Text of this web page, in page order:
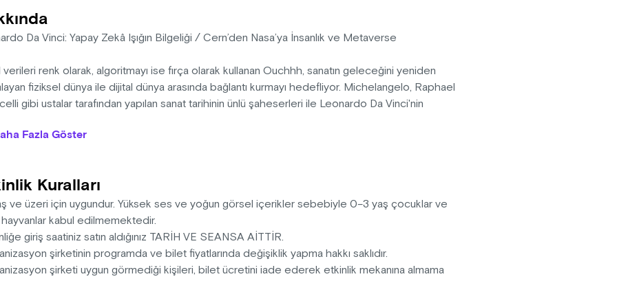
Da Vinci: Yapay Zekâ Işığın Bilgeliği / Cern’den Nasa’ya İnsanlık ve Metaverse
verileri renk olarak, algoritmayı ise fırça olarak kullanan Ouchhh, sanatın geleceğini yeniden
fiziksel dünya ile dijital dünya arasında bağlantı kurmayı hedefliyor. Michelangelo, Raphael
gibi ustalar tarafından yapılan sanat tarihinin ünlü şaheserleri ile Leonardo Da Vinci'nin
sanat ve bilimin ışığıyla yapay zeka algoritmalarını kullanarak daha önce hiç görülmemiş
oluşturulmasıyla yeni bir sanat eseri şeklinde tekrar hayata döndürülüyor. Görsel
olan veriyle Metaverse’e taşıyacak.
15 dakika
Fazla Göster
Kuralları
ve üzeri için uygundur. Yüksek ses ve yoğun görsel içerikler sebebiyle 0–3 yaş çocuklar ve
kabul edilmemektedir.
giriş saatiniz satın aldığınız TARİH VE SEANSA AİTTİR.
şirketinin programda ve bilet fiyatlarında değişiklik yapma hakkı saklıdır.
şirketi uygun görmediği kişileri, bilet ücretini iade ederek etkinlik mekanına almama